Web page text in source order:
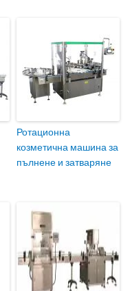
Ротационна
козметична машина за
пълнене и затваряне